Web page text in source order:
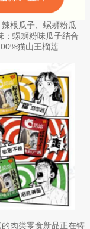
根瓜子、螺蛳粉瓜
；螺蛳粉味瓜子结合
猫山王榴莲
肉类零食新品正在铸